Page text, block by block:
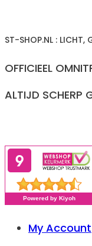
inhoud
ST-SHOP.NL : LICHT,
OFFICIEEL
ALTIJD SCHERP
My Account